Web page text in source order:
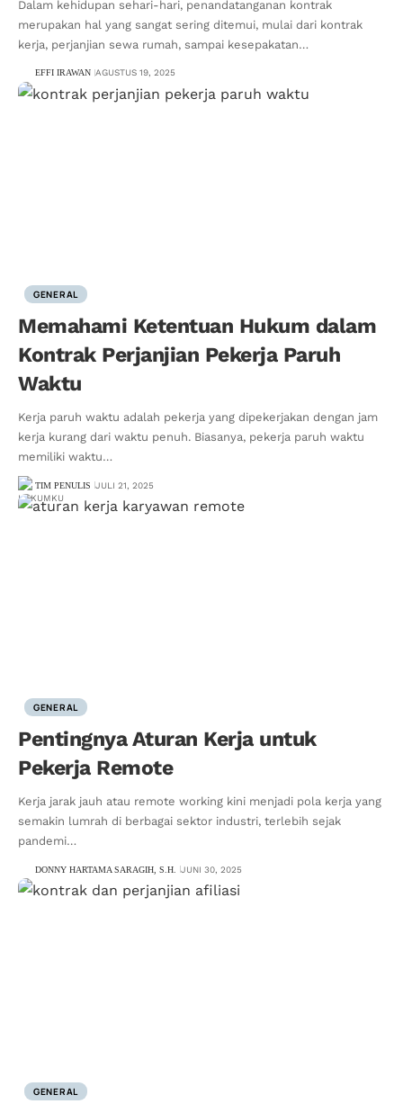
Dalam kehidupan sehari-hari, penandatanganan kontrak
merupakan hal yang sangat sering ditemui, mulai dari kontrak
kerja, perjanjian sewa rumah, sampai kesepakatan…
EFFI IRAWAN AGUSTUS 19, 2025
GENERAL
Memahami Ketentuan Hukum dalam
Kontrak Perjanjian Pekerja Paruh
Waktu
Kerja paruh waktu adalah pekerja yang dipekerjakan dengan jam
kerja kurang dari waktu penuh. Biasanya, pekerja paruh waktu
memiliki waktu…
TIM PENULIS JULI 21, 2025
GENERAL
Pentingnya Aturan Kerja untuk
Pekerja Remote
Kerja jarak jauh atau remote working kini menjadi pola kerja yang
semakin lumrah di berbagai sektor industri, terlebih sejak
pandemi…
DONNY HARTAMA SARAGIH, S.H. JUNI 30, 2025
GENERAL